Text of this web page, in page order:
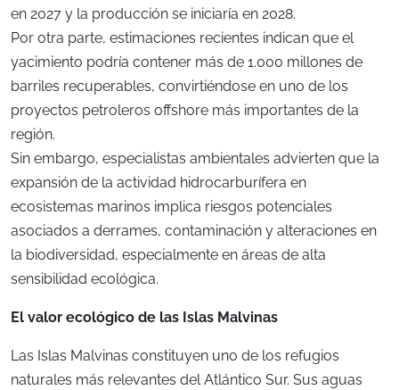
en 2027 y la producción se iniciaría en 2028.
Por otra parte, estimaciones recientes indican que el
yacimiento podría contener más de 1.000 millones de
barriles recuperables, convirtiéndose en uno de los
proyectos petroleros offshore más importantes de la
región.
Sin embargo, especialistas ambientales advierten que la
expansión de la actividad hidrocarburífera en
ecosistemas marinos implica riesgos potenciales
asociados a derrames, contaminación y alteraciones en
la biodiversidad, especialmente en áreas de alta
sensibilidad ecológica.
El valor ecológico de las Islas Malvinas
Las Islas Malvinas constituyen uno de los refugios
naturales más relevantes del Atlántico Sur. Sus aguas